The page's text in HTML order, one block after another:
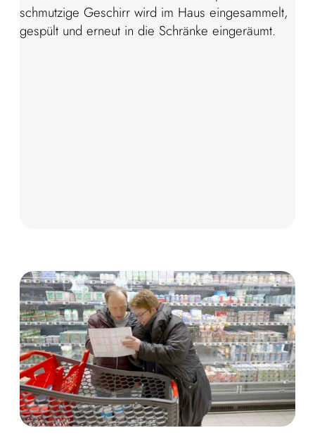
schmutzige Geschirr wird im Haus eingesammelt,
gespült und erneut in die Schränke eingeräumt.